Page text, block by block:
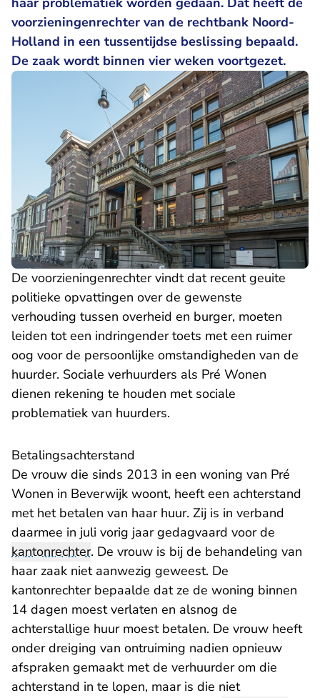
voorzieningenrechter van de rechtbank Noord-
Holland in een tussentijdse beslissing bepaald.
De zaak wordt binnen vier weken voortgezet.
De voorzieningenrechter vindt dat recent geuite
politieke opvattingen over de gewenste
verhouding tussen overheid en burger, moeten
leiden tot een indringender toets met een ruimer
oog voor de persoonlijke omstandigheden van de
huurder. Sociale verhuurders als Pré Wonen
dienen rekening te houden met sociale
problematiek van huurders.
Betalingsachterstand
De vrouw die sinds 2013 in een woning van Pré
Wonen in Beverwijk woont, heeft een achterstand
met het betalen van haar huur. Zij is in verband
daarmee in juli vorig jaar gedagvaard voor de
kantonrechter. De vrouw is bij de behandeling van
haar zaak niet aanwezig geweest. De
kantonrechter bepaalde dat ze de woning binnen
14 dagen moest verlaten en alsnog de
achterstallige huur moest betalen. De vrouw heeft
onder dreiging van ontruiming nadien opnieuw
afspraken gemaakt met de verhuurder om die
achterstand in te lopen, maar is die niet